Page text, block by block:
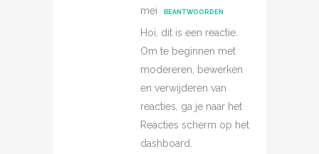
mei
BEANTWOORDEN
Hoi, dit is een reactie.
Om te beginnen met
modereren, bewerken
en verwijderen van
reacties, ga je naar het
Reacties scherm op het
dashboard.